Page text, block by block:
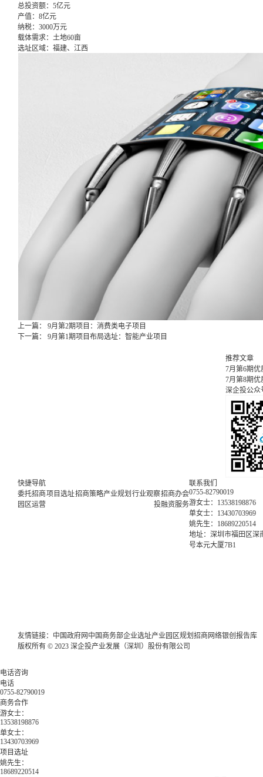
总投资额： 5亿元
产值： 8亿元
纳税： 3000万元
载体需求： 土地60亩
选址区域： 福建、江西
上一篇： 9月第2期项目：消费类电子项目
下一篇： 9月第1期项目布局选址：智能产业项目
推荐文章
7月第6期
7月第8期
深企投公众
快捷导航
委托招商项目选址招商策略产业规划 行业观察招商办会
园区运营
投融资服务
联系我们
0755-82790019
游女士：13538198876
单女士：13430703969
姚先生：18689220514
地址：深圳市福田区深
号本元大厦7B1
友情链接： 中国政府网 中国商务部企业选址产业园区规划 招商网络银创报告库
版权所有 © 2023 深企投产业发展（深圳）股份有限公司
电话咨询
电话
0755-82790019
商务合作
游女士：
13538198876
单女士：
13430703969
项目选址
姚先生：
18689220514